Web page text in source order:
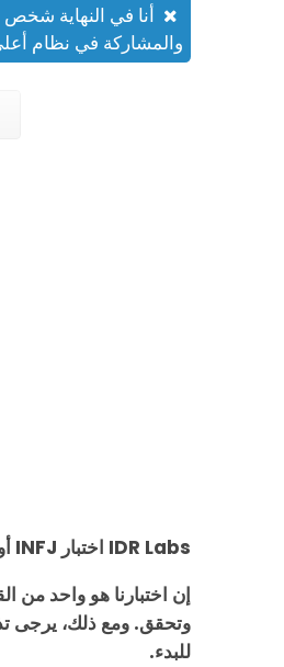
أنا في النهاية شخص
والمشاركة في نظام
IDR Labs اختبار INFJ أو ISFP. هو ملكية IDR Labs International.
إن اختبارنا هو واحد من
وتحقق. ومع ذلك، يرجى
للبدء.